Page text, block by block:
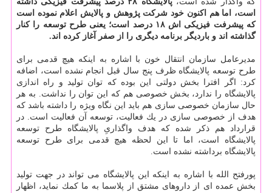
است، اما هم اكنون خود شركت پژوهش و پالایش اعلام نموده است
كه پیشرفت فیزیكی اش ۱۸ درصد است؛ یعنی طرح توسعه را كنار
گذاشته اند و باردیگر برنامه دیگری را از صفر آغاز كرده اند.
مدیرعامل سازمان انتقال خون با اشاره به اینكه هیچ قدمی برای
طرح توسعه پالایشگاه ظرف پنج سال قبل انجام نشده است، اضافه
كرد: اگر افترا بخش دولتی این بوده كه توان تولید و راه اندازی
پالایشگاه را ندارد، بخش خصوصی هم كه این توان را نداشت. به هر
حال سازمان خصوصی سازی هم باید این نگاه ویژه را داشته باشد كه
هدف از خصوصی سازی در یك فعالیت، توسعه آن فعالیت است. در
قرارداد هم ذكر شده كه هدف واگذاریِ پالایشگاه طرح توسعه
پالایشگاه است، اما تا این لحظه هیچ قدمی برای طرح توسعه
پالایشگاه برداشته نشده است.
پورفتح الله با اشاره به اینكه این پالایشگاه می تواند در جهت تولید
بخش عمده ای از داروهای مشتق از پلاسما به ما كمك نماید، اظهار